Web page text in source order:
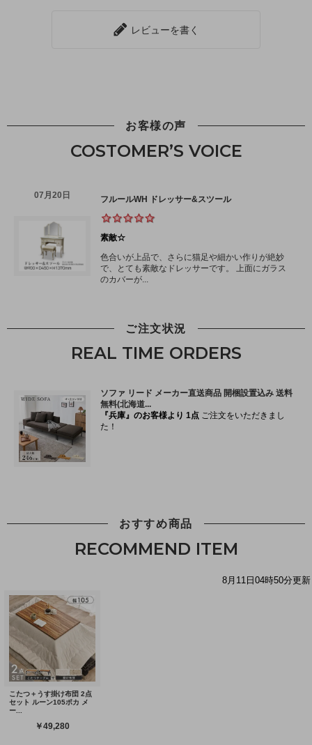
レビューを書く
お客様の声
COSTOMER’S VOICE
ご注文状況
REAL TIME ORDERS
おすすめ商品
RECOMMEND ITEM